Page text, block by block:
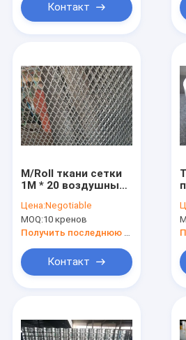
Контакт
M/Roll ткани сетки
1M * 20 воздушных
плиты 0.6mm
материальное
Цена:Negotiable
MOQ:10 кренов
Контакт